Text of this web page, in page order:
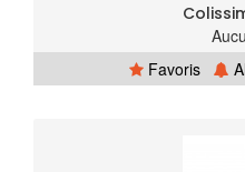
Favoris